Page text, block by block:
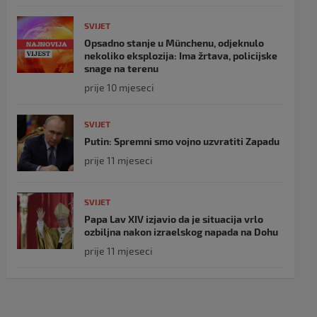
SVIJET
Opsadno stanje u Münchenu, odjeknulo
nekoliko eksplozija: Ima žrtava, policijske
snage na terenu
prije 10 mjeseci
SVIJET
Putin: Spremni smo vojno uzvratiti Zapadu
prije 11 mjeseci
SVIJET
Papa Lav XIV izjavio da je situacija vrlo
ozbiljna nakon izraelskog napada na Dohu
prije 11 mjeseci